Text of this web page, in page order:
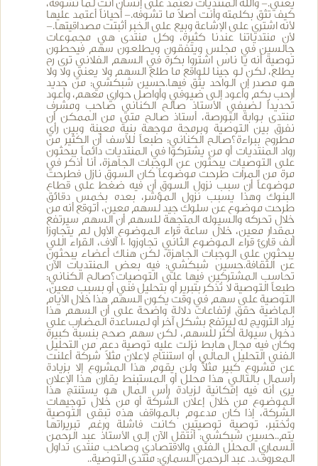
يعني.- والله المنتديات تعتمد على إنسان أنت لما تشوفه،
كيف تثق بكلمته وأنت أصلاً ما تشوفه.- أحياناً أعتمد عليها
لأنه اشتري على الإشاعة وبيع على الخبر أثبتت مصداقيتها.-
لأن منتدياتنا عندنا كثيرة، وكل منتدى هي مجموعات
جالسين في مجلس ويتفقون ويطلعون سهم فيحطون
توصية أنه يا ناس اشتروا بكرة في السهم الفلاني ترى رح
يطلع، لكن لو جينا للواقع ما طلع السهم ولا يعني ولا ولا
هو مصدر إن الواحد يثق فيها.حسين شبكشي: من جديد
أرحب بكم وأعود إلى ضيوفي وأواصل حواري معهم، وأعود
تحديداً لضيفي الأستاذ صالح الكناني صاحب ومشرف
منتدى بوابة البورصة، أستاذ صالح متى من الممكن أن
نفرق بين التوصية وبرمجة موجهة بنية معينة وبين رأي
مطروح ببراءة؟صالح الكناني: طبعاً للأسف أن الكثير من
رواد المنتديات أو من يشتركوا في المنتديات دائماً يبحثون
على التوصيات يبحثون عن الوجبات الجاهزة، أنا أذكر في
مرة من المرات طرحت موضوعاً كان السوق نازل فطرحت
موضوعاً أن سبب نزول السوق أن فيه ضغط على قطاع
البنوك وهذا يسبب نزول المؤشر، بعده بخمس دقائق
طرحت موضوع عن سلوك جيد لسهم معين، أتوقع أنه من
خلال تحركه والسيوله المتجهة للسهم أن السهم سيرتفع
بمقدار معين، خلال ساعة قراء الموضوع الأول لم يتجاوزا
ألف قارئ قراء الموضوع الثاني تجاوزوا 10 آلاف، القراء اللي
يبحثون على الوجبات الجاهزة، لكن هناك أعضاء يبحثون
عن الثقافة.حسين شبكشي: فيه بعض المنتديات الآن
تحاسب المشتركين فيها على التوصيات؟صالح الكناني:
طبعاً التوصية لا تُذكر بتبرير أو بتحليل فني أو بسبب معين،
التوصية على سهم في وقت يكون السهم هذا خلال الأيام
الماضية حقق ارتفاعات دلالة واضحة على أن السهم هذا
يُراد الترويج له ليرتفع بشكل آخر أو لمساعدة المضارب على
دخول سيولة أكثر للسهم، لكن سهم صحح بنسبة كبيرة
وكان فيه مجال هابط نزلت عليه توصية دعم من التحليل
الفني التحليل المالي أو استنتاج لإعلان مثلاً شركة أعلنت
عن مشروع كبير مثلاً ولن يقوم هذا المشروع إلا بزيادة
رأسمال بالتالي هذا محلل أو المستبنط يقارن هذا الإعلان
يرى أنه فيه إمكانية لزيادة رأس المال هو يستنتج هذا
الموضوع من خلال إعلان الشركة أو من خلال توجيهات
الشركة، إذا كان مدعوم بالمواقف هذه تبقى التوصية
وتُختبر، توصية توصيتين كانت فاشلة ورغم تبريراتها
يتم..حسين شبكشي: أنتقل الآن إلى الأستاذ عبد الرحمن
السماري المحلل الفني والاقتصادي وصاحب منتدى تداول
المعروف.د. عبد الرحمن السماري: منتدى التوصية..